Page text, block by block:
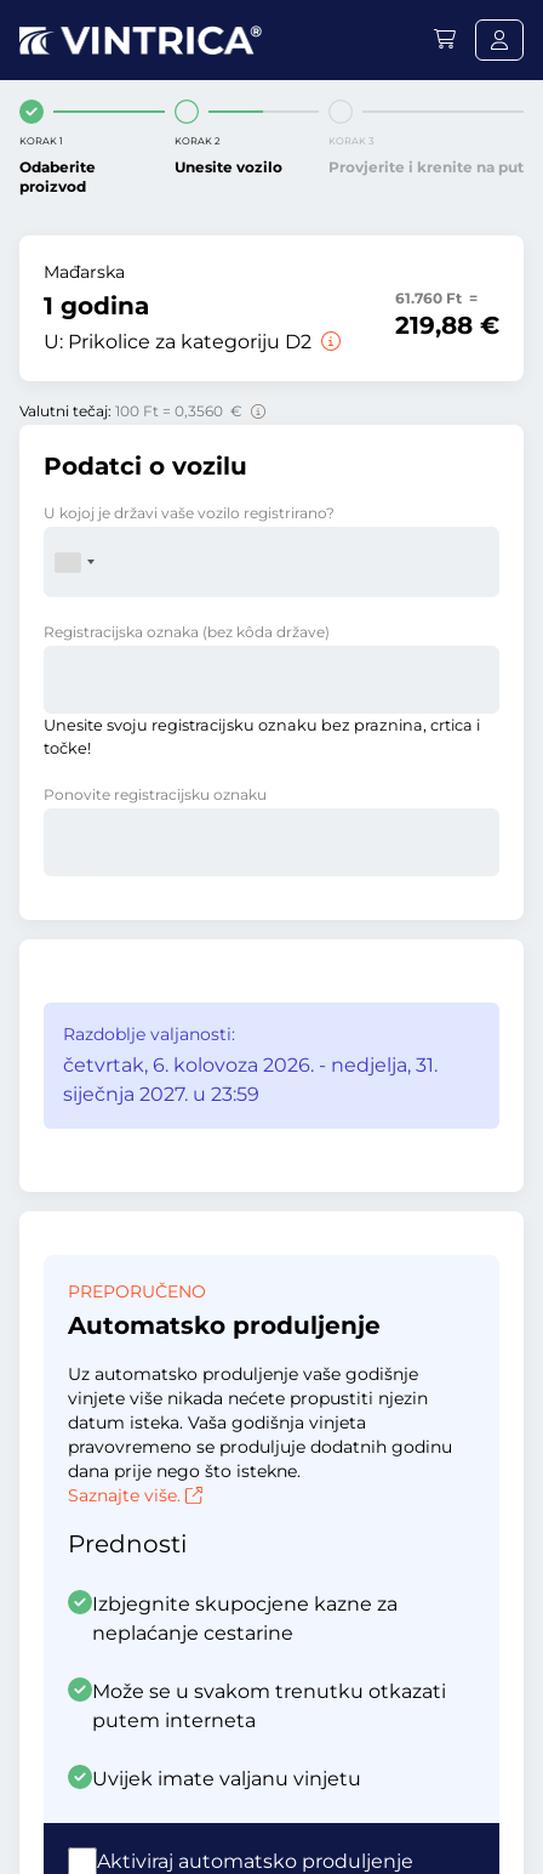
KORAK 1
Odaberite
proizvod
KORAK 2
Unesite vozilo
KORAK 3
Provjerite i krenite na put
Mađarska
1 godina
U: Prikolice za kategoriju D2
61.760 Ft =
219,88 €
Valutni tečaj: 100 Ft = 0,3560 €
Podatci o vozilu
U kojoj je državi vaše vozilo registrirano?
Registracijska oznaka (bez kôda države)
Unesite svoju registracijsku oznaku bez praznina, crtica i
točke!
Ponovite registracijsku oznaku
Razdoblje valjanosti:
četvrtak, 6. kolovoza 2026. - nedjelja, 31.
siječnja 2027. u 23:59
PREPORUČENO
Automatsko produljenje
Uz automatsko produljenje vaše godišnje
vinjete više nikada nećete propustiti njezin
datum isteka. Vaša godišnja vinjeta
pravovremeno se produljuje dodatnih godinu
dana prije nego što istekne.
Saznajte više.
Prednosti
Izbjegnite skupocjene kazne za
neplaćanje cestarine
Može se u svakom trenutku otkazati
putem interneta
Uvijek imate valjanu vinjetu
Aktiviraj automatsko produljenje